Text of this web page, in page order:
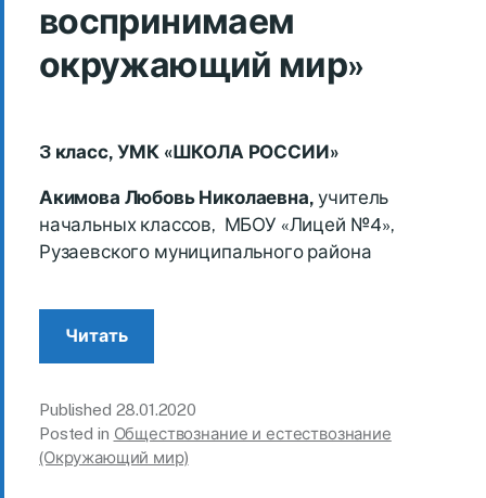
воспринимаем
окружающий мир»
3 класс, УМК «ШКОЛА РОССИИ»
Акимова Любовь Николаевна, учитель
начальных классов, МБОУ «Лицей №4»,
Рузаевского муниципального района
Читать
Published 28.01.2020
Posted in Обществознание и естествознание
(Окружающий мир)